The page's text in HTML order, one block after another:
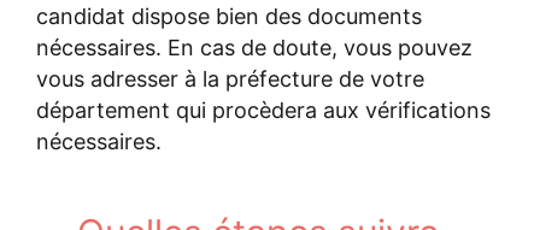
candidat dispose bien des documents
nécessaires. En cas de doute, vous pouvez
vous adresser à la préfecture de votre
département qui procèdera aux vérifications
nécessaires.